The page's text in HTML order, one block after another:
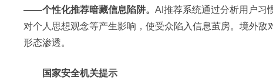
——个性化推荐暗藏信息陷阱。 AI推荐系统通过分析用户习
对个人思想观念等产生影响，使受众陷入信息茧房。境外
形态渗透。
国家安全机关提示